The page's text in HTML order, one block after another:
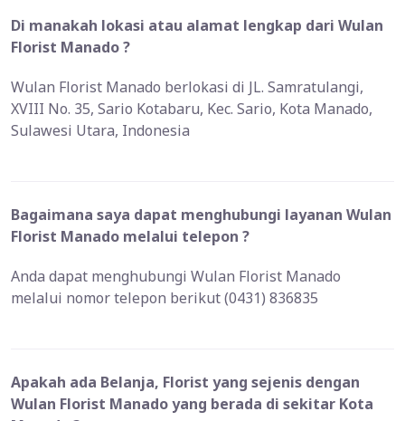
Di manakah lokasi atau alamat lengkap dari Wulan
Florist Manado ?
Wulan Florist Manado berlokasi di JL. Samratulangi,
XVIII No. 35, Sario Kotabaru, Kec. Sario, Kota Manado,
Sulawesi Utara, Indonesia
Bagaimana saya dapat menghubungi layanan Wulan
Florist Manado melalui telepon ?
Anda dapat menghubungi Wulan Florist Manado
melalui nomor telepon berikut (0431) 836835
Apakah ada Belanja, Florist yang sejenis dengan
Wulan Florist Manado yang berada di sekitar Kota